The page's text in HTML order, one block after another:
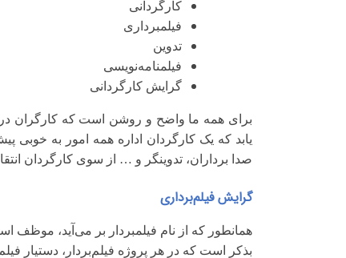
کارگردانی
فیلمبرداری
تدوین
فیلمنامه‌نویسی
گرایش کارگردانی
برای همه ما واضح و روشن است که کارگران
یابد که یک کارگردان اداره همه امور به خوبی
صدا برداران، تدوینگر و … از سوی کارگردان
گرایش فیلم‌برداری
همانطور که از نام فیلمبردار بر می‌آید، موظف
بذکر است که در هر پروژه فیلم‌بردار، دستیار